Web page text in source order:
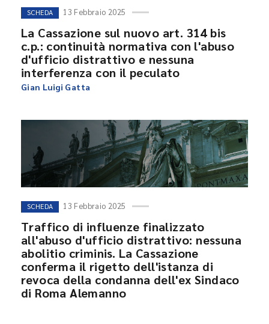
SCHEDA 13 Febbraio 2025
La Cassazione sul nuovo art. 314 bis
c.p.: continuità normativa con l'abuso
d'ufficio distrattivo e nessuna
interferenza con il peculato
Gian Luigi Gatta
SCHEDA 13 Febbraio 2025
Traffico di influenze finalizzato
all'abuso d'ufficio distrattivo: nessuna
abolitio criminis. La Cassazione
conferma il rigetto dell'istanza di
revoca della condanna dell'ex Sindaco
di Roma Alemanno